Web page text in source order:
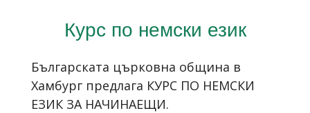
Курс по немски език
Българската църковна община в
Хамбург предлага КУРС ПО НЕМСКИ
ЕЗИК ЗА НАЧИНАЕЩИ.